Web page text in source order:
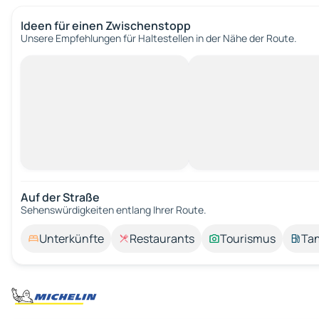
Ideen für einen Zwischenstopp
Unsere Empfehlungen für Haltestellen in der Nähe der Route.
Auf der Straße
Sehenswürdigkeiten entlang Ihrer Route.
Unterkünfte Restaurants Tourismus